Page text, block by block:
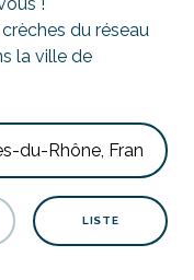
du réseau
la ville de
LISTE